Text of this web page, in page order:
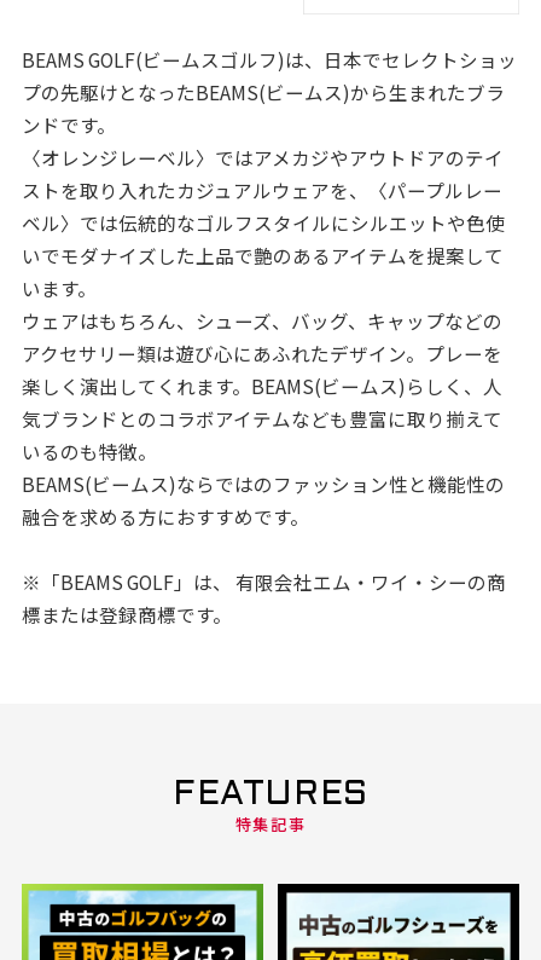
BEAMS GOLF(ビームスゴルフ)は、日本でセレクトショッ
プの先駆けとなったBEAMS(ビームス)から生まれたブラ
ンドです。
〈オレンジレーベル〉ではアメカジやアウトドアのテイ
ストを取り入れたカジュアルウェアを、〈パープルレー
ベル〉では伝統的なゴルフスタイルにシルエットや色使
いでモダナイズした上品で艶のあるアイテムを提案して
います。
ウェアはもちろん、シューズ、バッグ、キャップなどの
アクセサリー類は遊び心にあふれたデザイン。プレーを
楽しく演出してくれます。BEAMS(ビームス)らしく、人
気ブランドとのコラボアイテムなども豊富に取り揃えて
いるのも特徴。
BEAMS(ビームス)ならではのファッション性と機能性の
融合を求める方におすすめです。
※「BEAMS GOLF」は、 有限会社エム・ワイ・シーの商
標または登録商標です。
FEATURES
特集記事